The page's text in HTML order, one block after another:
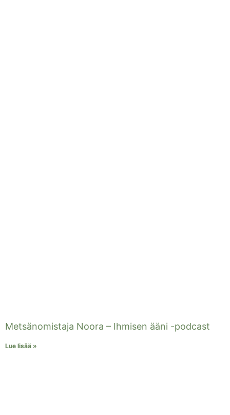
Metsänomistaja Noora – Ihmisen ääni -podcast
Lue lisää »